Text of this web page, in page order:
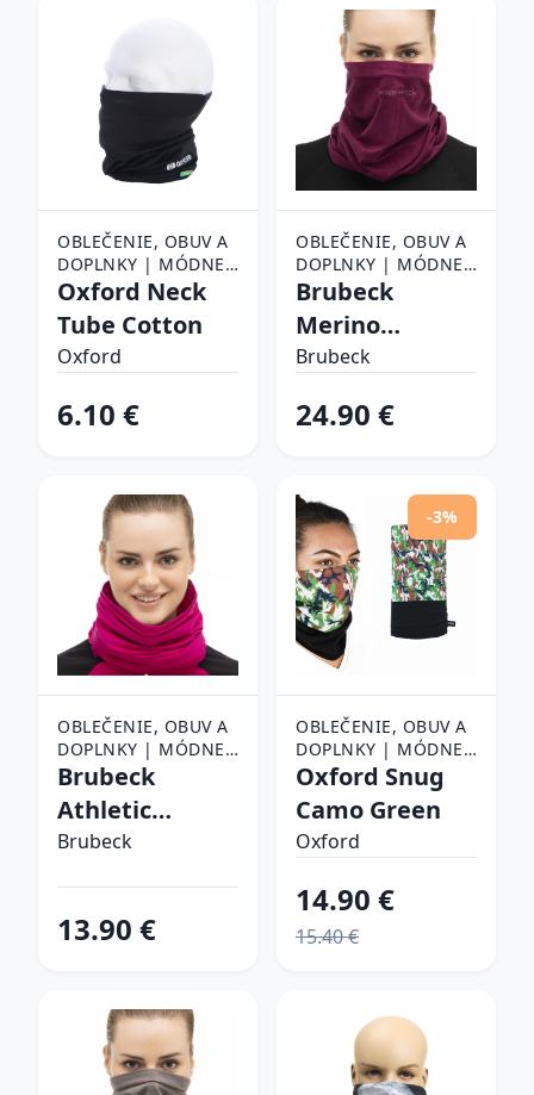
OBLEČENIE, OBUV A
DOPLNKY | MÓDNE
DOPLNKY | ŠATKY,
ŠATKY
Oxford Neck
Tube Cotton
Oxford
6.10 €
OBLEČENIE, OBUV A
DOPLNKY | MÓDNE
DOPLNKY | ŠATKY,
ŠATKY
Brubeck
Merino
KM10360 Plum
Brubeck
24.90 €
OBLEČENIE, OBUV A
DOPLNKY | MÓDNE
DOPLNKY | ŠATKY,
ŠATKY
Brubeck
Athletic
fuchsia - S/M
Brubeck
13.90 €
-3%
OBLEČENIE, OBUV A
DOPLNKY | MÓDNE
DOPLNKY | ŠATKY,
ŠÁLY A NÁKRČNÍKY |
ŠATKY
Oxford Snug
Camo Green
Oxford
14.90 €
15.40 €